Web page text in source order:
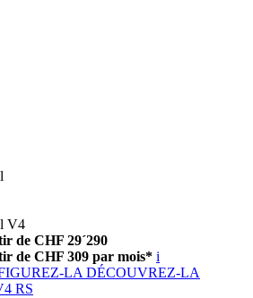
V4
de CHF 29´290
de CHF 309 par mois* i
LA DÉCOUVREZ-LA
RS